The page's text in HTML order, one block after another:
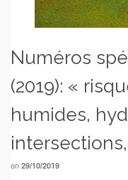
Numéros
(2019): «
humides,
on 29/10/2019